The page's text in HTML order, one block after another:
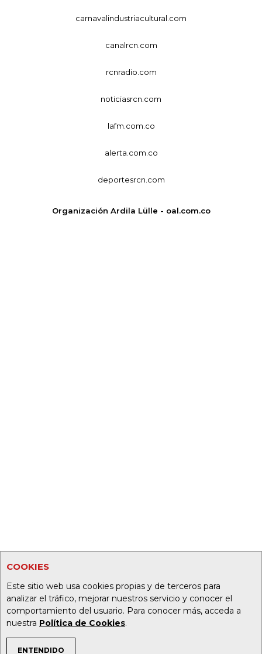
COOKIES
Este sitio web usa cookies propias y de terceros para
analizar el tráfico, mejorar nuestros servicio y conocer el
comportamiento del usuario. Para conocer más, acceda a
nuestra Política de Cookies.
ENTENDIDO
carnavalindustriacultural.com
canalrcn.com
rcnradio.com
noticiasrcn.com
lafm.com.co
alerta.com.co
deportesrcn.com
Organización Ardila Lülle - oal.com.co